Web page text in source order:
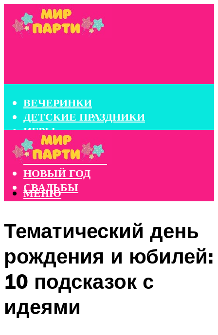
ВЕЧЕРИНКИ
ДЕТСКИЕ ПРАЗДНИКИ
ИГРЫ
КОНКУРСЫ
КОРПОРАТИВЫ
НОВЫЙ ГОД
СВАДЬБЫ
МЕНЮ
Тематический день
рождения и юбилей:
10 подсказок с
идеями